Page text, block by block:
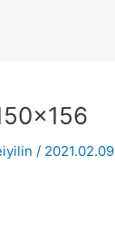
/ 2021.02.09